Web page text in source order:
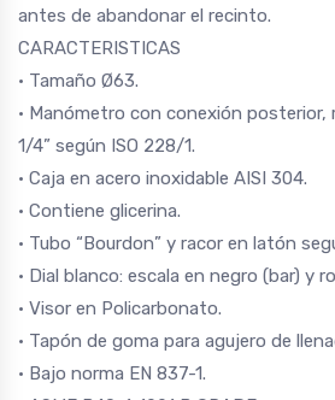
antes de abandonar el recinto.
CARACTERISTICAS
• Tamaño Ø63.
• Manómetro con conexión posterior,
1/4” según ISO 228/1.
• Caja en acero inoxidable AISI 304.
• Contiene glicerina.
• Tubo “Bourdon” y racor en latón
• Dial blanco: escala en negro (bar) y
• Visor en Policarbonato.
• Tapón de goma para agujero de
• Bajo norma EN 837-1.